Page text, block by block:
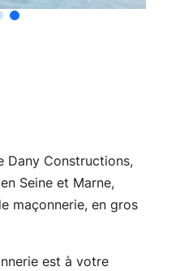
Dany Constructions,
Seine et Marne,
maçonnerie, en gros
est à votre